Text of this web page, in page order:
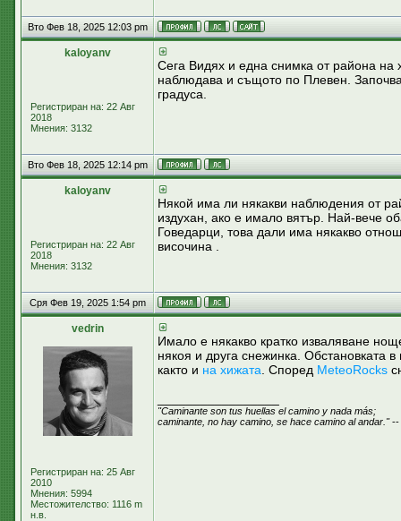
Вто Фев 18, 2025 12:03 pm
kaloyanv
Регистриран на: 22 Авг
2018
Мнения: 3132
Сега Видях и една снимка от района
наблюдава и същото по Плевен.
градуса.
Вто Фев 18, 2025 12:14 pm
kaloyanv
Регистриран на: 22 Авг
2018
Мнения: 3132
Някой има ли някакви наблюдения от
издухан, ако е имало вятър. Най-вече
Говедарци, това дали има някакво
височина .
Сря Фев 19, 2025 1:54 pm
vedrin
Регистриран на: 25 Авг
2010
Мнения: 5994
Местожителство: 1116 m
н.в.
Имало е някакво кратко изваляване
някоя и друга снежинка.
както и на хижата . Според MeteoRocks
"Caminante son tus huellas el camino y nada más;
caminante, no hay camino, se hace camino al andar."--